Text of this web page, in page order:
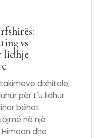
vs
lidhje
dixhitale,
për t'u lidhur
bëhet
në një
dhe